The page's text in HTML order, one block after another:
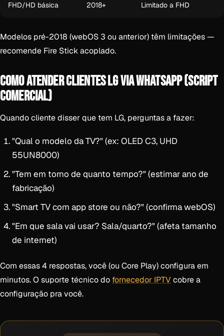
FHD/HD básica 2018+ Limitado a FHD
Modelos pré-2018 (webOS 3 ou anterior) têm limitações —
recomende Fire Stick acoplado.
COMO ATENDER CLIENTES LG VIA WHATSAPP (SCRIPT
COMERCIAL)
Quando cliente disser que tem LG, perguntas a fazer:
"Qual o modelo da TV?" (ex: OLED C3, UHD
55UN8000)
"Tem em torno de quanto tempo?" (estimar ano de
fabricação)
"Smart TV com app store ou não?" (confirma webOS)
"Em que sala vai usar? Sala/quarto?" (afeta tamanho
de internet)
Com essas 4 respostas, você (ou Core Play) configura em
minutos. O suporte técnico do fornecedor IPTV cobre a
configuração pra você.